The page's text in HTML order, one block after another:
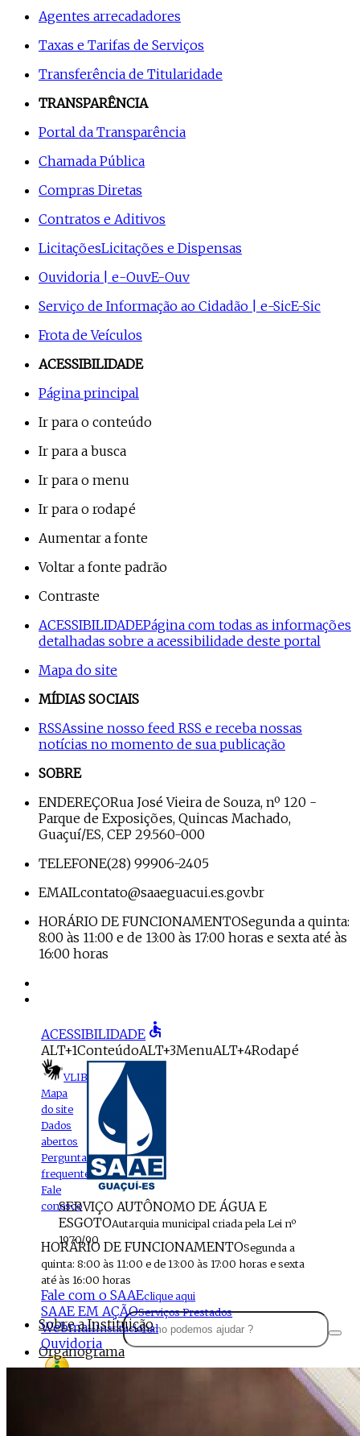
Agentes arrecadadores
Taxas e Tarifas de Serviços
Transferência de Titularidade
TRANSPARÊNCIA
Portal da Transparência
Chamada Pública
Compras Diretas
Contratos e Aditivos
LicitaçõesLicitações e Dispensas
Ouvidoria | e-OuvE-Ouv
Serviço de Informação ao Cidadão | e-SicE-Sic
Frota de Veículos
ACESSIBILIDADE
Página principal
Ir para o conteúdo
Ir para a busca
Ir para o menu
Ir para o rodapé
Aumentar a fonte
Voltar a fonte padrão
Contraste
ACESSIBILIDADEPágina com todas as informações
detalhadas sobre a acessibilidade deste portal
Mapa do site
MÍDIAS SOCIAIS
RSSAssine nosso feed RSS e receba nossas
notícias no momento de sua publicação
SOBRE
ENDEREÇORua José Vieira de Souza, nº 120 -
Parque de Exposições, Quincas Machado,
Guaçuí/ES, CEP 29.560-000
TELEFONE(28) 99906-2405
EMAILcontato@saaeguacui.es.gov.br
HORÁRIO DE FUNCIONAMENTOSegunda a quinta:
8:00 às 11:00 e de 13:00 às 17:00 horas e sexta até às
16:00 horas
ACESSIBILIDADE accessible
ALT+1ConteúdoALT+3MenuALT+4Rodapé
VLIBRAS
Mapa
do site
Dados
abertos
Perguntas
frequentes
Fale
conosco
SERVIÇO AUTÔNOMO DE ÁGUA E
ESGOTOAutarquia municipal criada pela Lei nº
1970/90
HORÁRIO DE FUNCIONAMENTOSegunda a
quinta: 8:00 às 11:00 e de 13:00 às 17:00 horas e sexta
até às 16:00 horas
Fale com o SAAEclique aqui
SAAE EM AÇÃOServiços Prestados
WebmailInstitucional
Ouvidoria
Sobre a Instituição
Organograma